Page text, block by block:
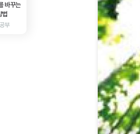
바꾸는
법
부